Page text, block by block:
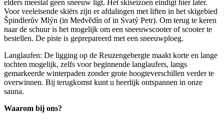
elders meestal geen sneeuw ligt. Het skiseizoen eindigt hier later.
Voor veeleisende skiërs zijn er afdalingen met liften in het skigebied
Špindlerův Mlýn (in Medvědín of in Svatý Petr). Om terug te keren
naar de schuur is het mogelijk om een ​​sneeuwscooter of scooter te
bestellen. De piste is geprepareerd met een sneeuwploeg.
Langlaufen: De ligging op de Reuzengebergte maakt korte en lange
tochten mogelijk, zelfs voor beginnende langlaufers, langs
gemarkeerde winterpaden zonder grote hoogteverschillen verder te
overwinnen. Bij terugkomst kunt u heerlijk ontspannen in onze
sauna.
Waarom bij ons?